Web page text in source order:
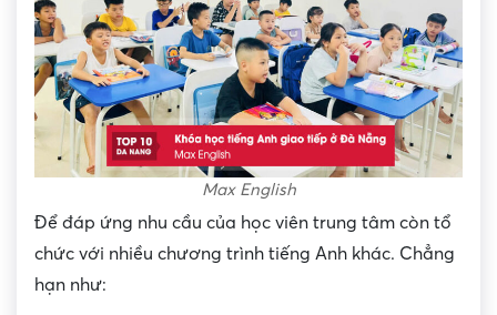
Max English
Để đáp ứng nhu cầu của học viên trung tâm còn tổ
chức với nhiều chương trình tiếng Anh khác. Chẳng
hạn như: